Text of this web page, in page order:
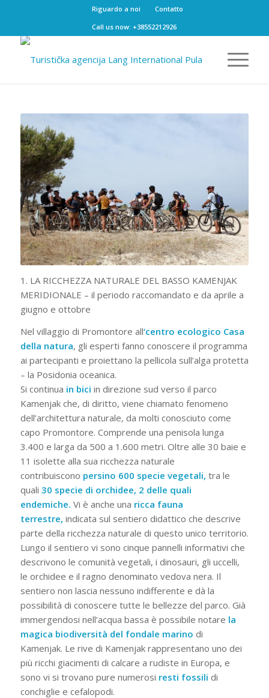
Riguardo a noi
Contatto
Call us now: +38552212926
1. LA RICCHEZZA NATURALE DEL BASSO KAMENJAK
MERIDIONALE – il periodo raccomandato e da aprile a
giugno e ottobre
Nel villaggio di Promontore all‘centro ecologico Casa
della natura, gli esperti fanno conoscere il programma
ai partecipanti e proiettano la pellicola sull’alga protetta
– la Posidonia oceanica.
Si continua in bici in direzione sud verso il parco
Kamenjak che, di diritto, viene chiamato fenomeno
dell’architettura naturale, da molti conosciuto come
capo Promontore. Comprende una penisola lunga
3.400 e larga da 500 a 1.600 metri. Oltre alle 30 baie e
11 isolette alla sua ricchezza naturale
contribuiscono persino 600 specie vegetali, tra le
quali 30 specie di orchidee, 2 delle quali
endemiche. Vi è anche una ricca fauna
terrestre, indicata sul sentiero didattico che descrive
parte della ricchezza naturale di questo unico territorio.
Lungo il sentiero vi sono cinque pannelli informativi che
descrivono le comunità vegetali, i dinosauri, gli uccelli,
le orchidee e il ragno denominato vedova nera. Il
sentiero non lascia nessuno indifferente e dà la
possibilità di conoscere tutte le bellezze del parco. Già
immergendosi nell’acqua bassa è possibile notare la
magica biodiversità del fondale marino di
Kamenjak. Le rive di Kamenjak rappresentano uno dei
più ricchi giacimenti di calcare a rudiste in Europa, e
sono vi si trovano pure numerosi resti fossili di
conchiglie e cefalopodi.